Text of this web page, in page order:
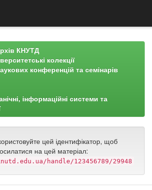
КНУТД
колекції
конференцій та семінарів
інформаційні системи та
цей ідентифікатор, щоб
на цей матеріал:
handle/123456789/29948